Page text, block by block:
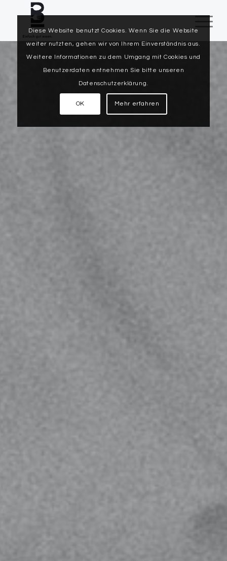
Diese Website benutzt Cookies. Wenn Sie die Website
weiter nutzten, gehen wir von Ihrem Einverständnis aus.
Weitere Informationen zu dem Umgang mit Cookies und
Benutzerdaten entnehmen Sie bitte unseren
Datenschutzerklärung.
OK Mehr erfahren